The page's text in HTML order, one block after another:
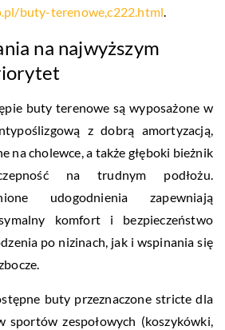
buty-terenowe,c222.html
na najwyższym
buty terenowe są wyposażone w
z dobrą amortyzacją,
na cholewce, a także głęboki bieżnik
na trudnym podłożu.
udogodnienia zapewniają
komfort i bezpieczeństwo
po nizinach, jak i wspinania się
buty przeznaczone stricte dla
sportów zespołowych (koszykówki,